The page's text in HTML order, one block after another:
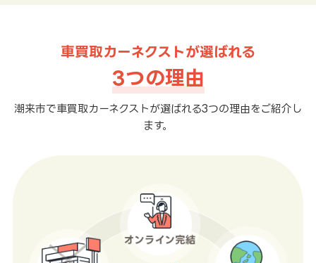
車買取カーネクストが選ばれる
3つの理由
潮来市で車買取カーネクストが選ばれる3つの理由をご紹介し
ます。